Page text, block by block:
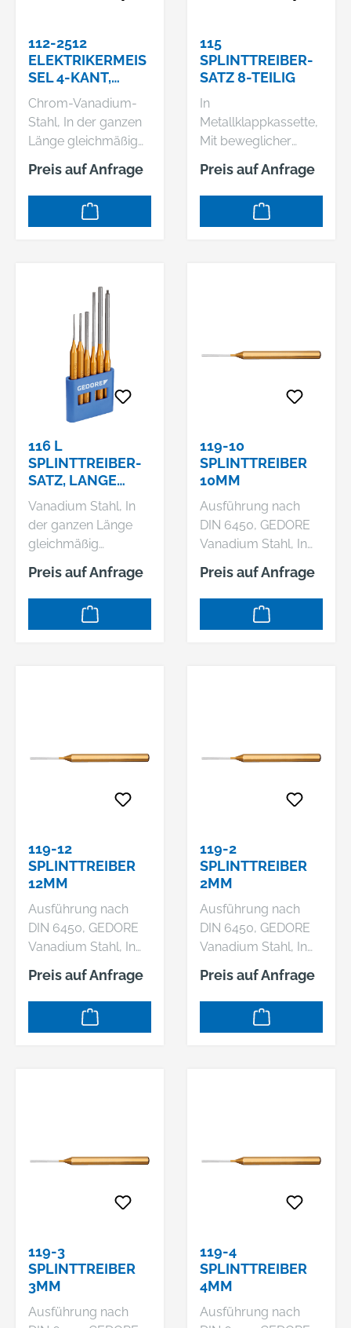
112-2512
ELEKTRIKERMEISS
EL 4-KANT, 2
50X12X8 MM
Chrom-Vanadium-
Stahl, In der ganzen
Länge gleichmäßig
durchgehärtet und
sorgfältig
angelassen,
Schlagköpfe induktiv
lackiert, Arbeitsende
blank geschliffen und
klar lackiert
Preis auf Anfrage
115
SPLINTTREIBER-
SATZ 8-TEILIG
In
Metallklappkassette,
Mit beweglicher
Führungshülse, -59
mit fester
Führungshülse,
Einsatz aus Werkstoff
Preis auf Anfrage
116 L
SPLINTTREIBER-
SATZ, LANGE
FORM, 6-TEILIG
IM PVC-HALTER
Vanadium Stahl, In
der ganzen Länge
gleichmäßig
durchgehärtet und
sorgfältig
angelassen,
Schlagköpfe induktiv
Preis auf Anfrage
119-10
SPLINTTREIBER
10MM
Ausführung nach
DIN 6450, GEDORE
Vanadium Stahl, In
der ganzen Länge
gleichmäßig
durchgehärtet und
sorgfältig
auf Anfrage
Preis auf Anfrage
119-12
SPLINTTREIBER
12MM
Ausführung nach
DIN 6450, GEDORE
Vanadium Stahl, In
der ganzen Länge
gleichmäßig
durchgehärtet und
sorgfältig
auf Anfrage
Preis auf Anfrage
119-2
SPLINTTREIBER
2MM
Ausführung nach
DIN 6450, GEDORE
Vanadium Stahl, In
der ganzen Länge
gleichmäßig
durchgehärtet und
sorgfältig
auf Anfrage
Preis auf Anfrage
119-3
SPLINTTREIBER
3MM
Ausführung nach
119-4
SPLINTTREIBER
4MM
Ausführung nach